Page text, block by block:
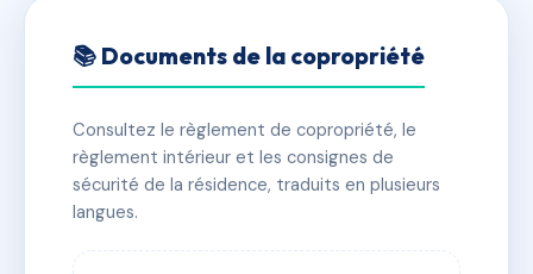
LE VALLON DE LA SABLIERE
📍 24 r alphonse de lamartine 69760 Limonest
✓ Immatriculée 🏠 14 lots 🏗 1 bâtiment(s)
📞 Contacter Syndic Digital 💬 WhatsApp
📚 Documents de la copropriété
Consultez le règlement de copropriété, le
règlement intérieur et les consignes de
sécurité de la résidence, traduits en plusieurs
langues.